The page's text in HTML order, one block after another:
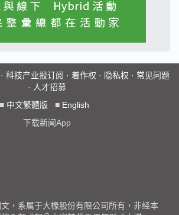
科技产业报订阅 · 着作权 · 隐私权 · 常见问题
· 人才招募
■ 中文繁體版 ■ English
下载新闻App
，系属于大椽股份有限公司所有，非经本